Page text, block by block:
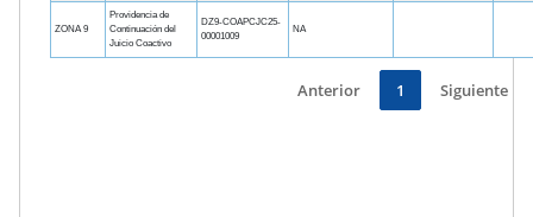
ZONA 9
Providencia de
Continuación del
Juicio Coactivo
DZ9-COAPCJC25-
00001009
NA
Anterior 1 Siguiente